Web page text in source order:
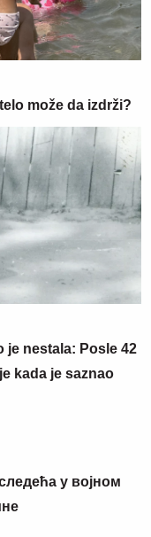
može da izdrži?
je nestala: Posle 42
kada je saznao
у војном